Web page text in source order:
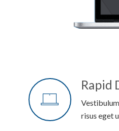
Rapid
risus eget